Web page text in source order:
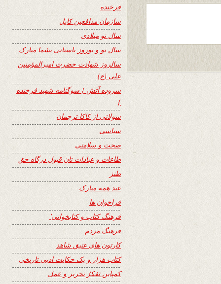
فرخنده
سازمان مدافعین کابل
سال نو میلادی
سال نو و نوروز باستانی بشما مبارک
سالروز شهادت حضرت امیرالمؤمنین
علی (ع)
سروده آتش { سوگنامه شهید فرخنده
}
سولاتی از کاکا ترجمان
سیاسی
صحت و سلامتی
طاعات و عبادات تان قبول درگاه حق
طنز
عید همه مبارک
فراخوان ها
فرهنگ کتاب و کتابخوانی٬
فرهنگ مردم
کارتون های عتیق شاهد
کتاب هزار و یک حکایت ادبی تاریخی
کمپاین تفکرُ تحریر و عمل